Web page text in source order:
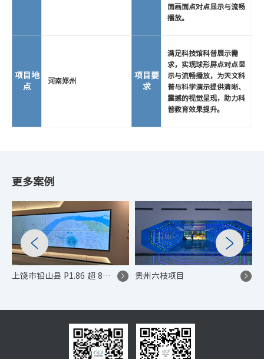
面画面点对点显示与流畅
播放。
项目地
点
河南郑州
项目要
求
满足科技馆科普展示需
求，实现球形屏点对点显
示与流畅播放，为天文科
普与科学演示提供清晰、
震撼的视觉呈现，助力科
普教育效果提升。
更多案例
上饶市铅山县 P1.86 超 8K LED 显示屏控制系统项目 贵州六枝项目